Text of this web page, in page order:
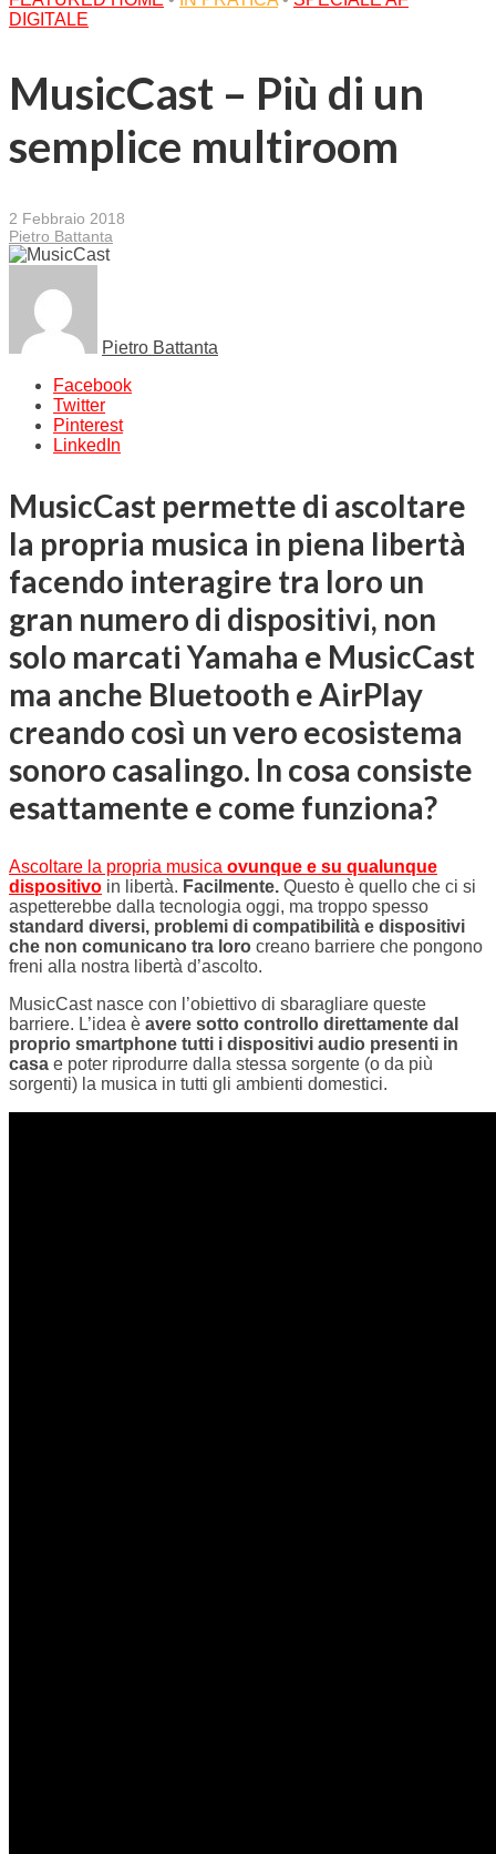
DIGITALE
MusicCast – Più di un
semplice multiroom
2 Febbraio 2018
Pietro Battanta
Pietro Battanta
Facebook
Twitter
Pinterest
LinkedIn
MusicCast permette di ascoltare
la propria musica in piena libertà
facendo interagire tra loro un
gran numero di dispositivi, non
solo marcati Yamaha e MusicCast
ma anche Bluetooth e AirPlay
creando così un vero ecosistema
sonoro casalingo. In cosa consiste
esattamente e come funziona?
Ascoltare la propria musica ovunque e su qualunque
dispositivo in libertà. Facilmente. Questo è quello che ci si
aspetterebbe dalla tecnologia oggi, ma troppo spesso
standard diversi, problemi di compatibilità e dispositivi
che non comunicano tra loro creano barriere che pongono
freni alla nostra libertà d’ascolto.
MusicCast nasce con l’obiettivo di sbaragliare queste
barriere. L’idea è avere sotto controllo direttamente dal
proprio smartphone tutti i dispositivi audio presenti in
casa e poter riprodurre dalla stessa sorgente (o da più
sorgenti) la musica in tutti gli ambienti domestici.